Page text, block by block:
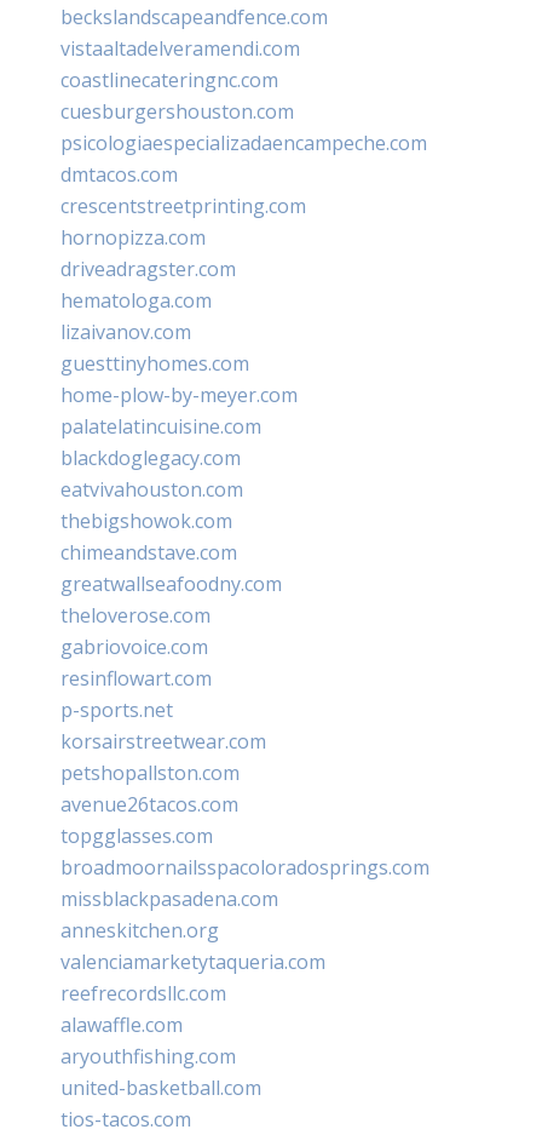
beckslandscapeandfence.com
vistaaltadelveramendi.com
coastlinecateringnc.com
cuesburgershouston.com
psicologiaespecializadaencampeche.com
dmtacos.com
crescentstreetprinting.com
hornopizza.com
driveadragster.com
hematologa.com
lizaivanov.com
guesttinyhomes.com
home-plow-by-meyer.com
palatelatincuisine.com
blackdoglegacy.com
eatvivahouston.com
thebigshowok.com
chimeandstave.com
greatwallseafoodny.com
theloverose.com
gabriovoice.com
resinflowart.com
p-sports.net
korsairstreetwear.com
petshopallston.com
avenue26tacos.com
topgglasses.com
broadmoornailsspacoloradosprings.com
missblackpasadena.com
anneskitchen.org
valenciamarketytaqueria.com
reefrecordsllc.com
alawaffle.com
aryouthfishing.com
united-basketball.com
tios-tacos.com